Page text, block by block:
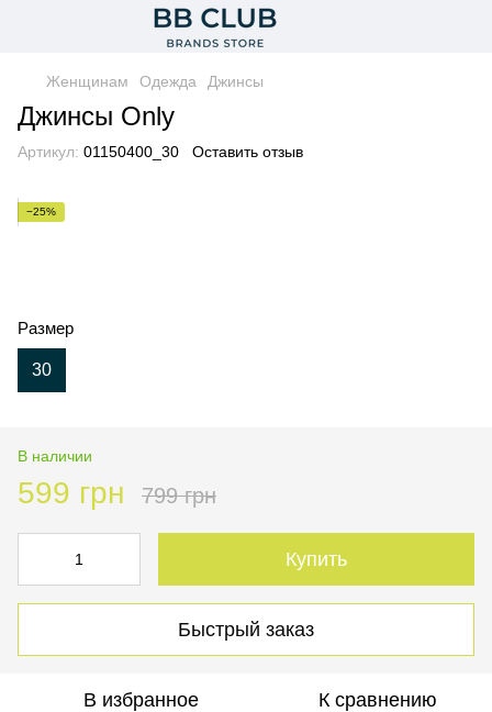
Женщинам Одежда Джинсы
Джинсы Only
Артикул: 01150400_30 Оставить отзыв
−25%
Размер
30
В наличии
599 грн 799 грн
Купить
Быстрый заказ
В избранное К сравнению